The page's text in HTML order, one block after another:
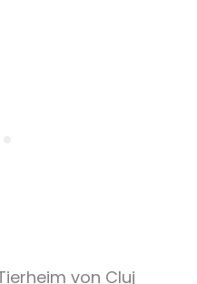
von Cluj